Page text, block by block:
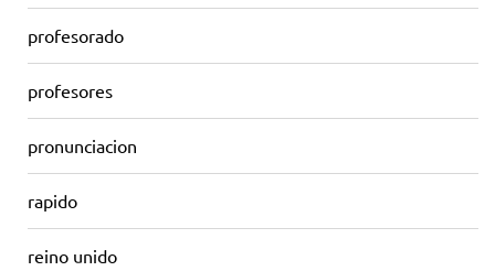
profesorado
profesores
pronunciacion
rapido
reino unido